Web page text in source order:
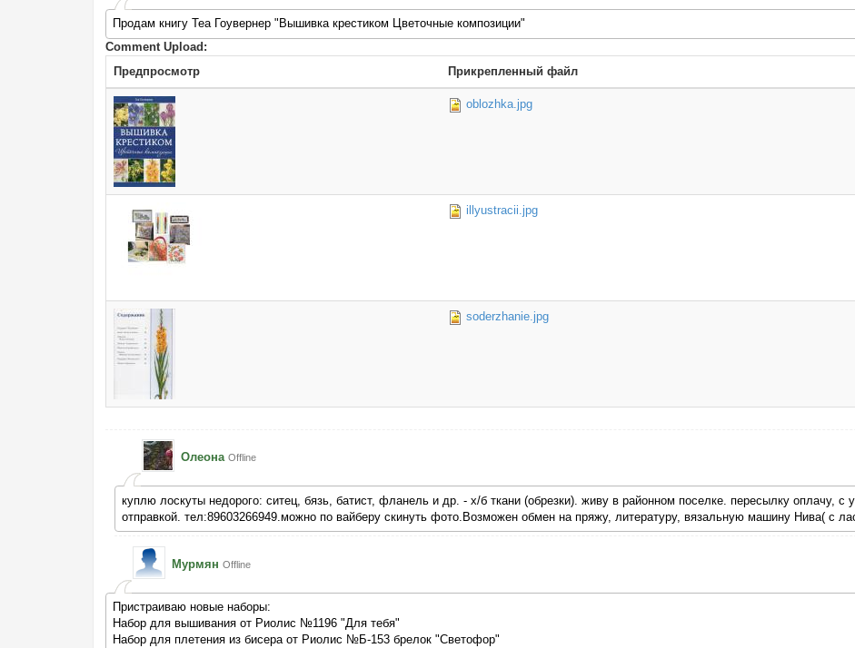
Продам книгу Теа Гоувернер "Вышивка крестиком Цветочные композиции"
Comment Upload:
Предпросмотр
Прикрепленный файл
oblozhka.jpg
illyustracii.jpg
soderzhanie.jpg
Олеона Offline
куплю лоскуты недорого: ситец, бязь, батист, фланель и др. - х/б ткани (обрезки). живу в районном поселке. пересылку оплачу,
отправкой. тел:89603266949.можно по вайберу скинуть фото.Возможен обмен на пряжу, литературу, вязальную машину Нива( с
Мурмян Offline
Пристраиваю новые наборы:
Набор для вышивания от Риолис №1196 "Для тебя"
Набор для плетения из бисера от Риолис №Б-153 брелок "Светофор"